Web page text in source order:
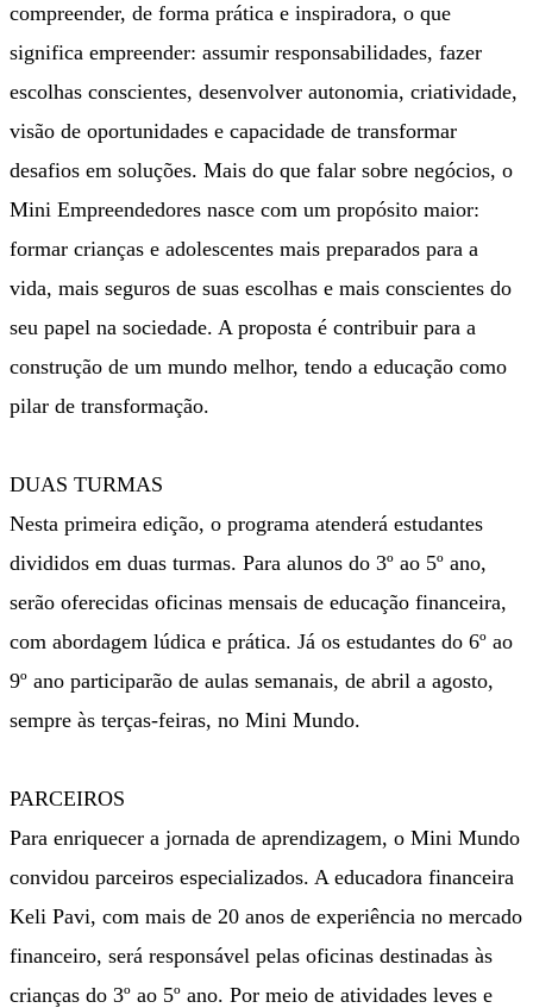
compreender, de forma prática e inspiradora, o que
significa empreender: assumir responsabilidades, fazer
escolhas conscientes, desenvolver autonomia, criatividade,
visão de oportunidades e capacidade de transformar
desafios em soluções. Mais do que falar sobre negócios, o
Mini Empreendedores nasce com um propósito maior:
formar crianças e adolescentes mais preparados para a
vida, mais seguros de suas escolhas e mais conscientes do
seu papel na sociedade. A proposta é contribuir para a
construção de um mundo melhor, tendo a educação como
pilar de transformação.
DUAS TURMAS
Nesta primeira edição, o programa atenderá estudantes
divididos em duas turmas. Para alunos do 3º ao 5º ano,
serão oferecidas oficinas mensais de educação financeira,
com abordagem lúdica e prática. Já os estudantes do 6º ao
9º ano participarão de aulas semanais, de abril a agosto,
sempre às terças-feiras, no Mini Mundo.
PARCEIROS
Para enriquecer a jornada de aprendizagem, o Mini Mundo
convidou parceiros especializados. A educadora financeira
Keli Pavi, com mais de 20 anos de experiência no mercado
financeiro, será responsável pelas oficinas destinadas às
crianças do 3º ao 5º ano. Por meio de atividades leves e